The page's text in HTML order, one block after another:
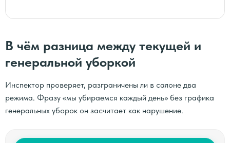
В чём разница между текущей и
генеральной уборкой
Инспектор проверяет, разграничены ли в салоне два
режима. Фразу «мы убираемся каждый день» без графика
генеральных уборок он засчитает как нарушение.